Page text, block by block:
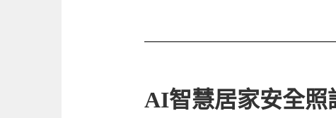
AI智慧居家安全